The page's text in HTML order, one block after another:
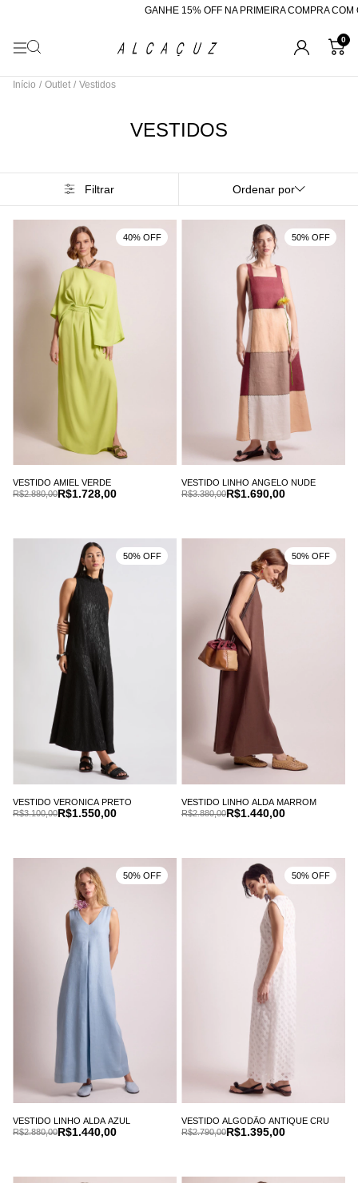
GANHE 15% OFF NA PRIMEIRA COMPRA COM O
0
Início / Outlet / Vestidos
VESTIDOS
Filtrar Ordenar por
VESTIDO AMIEL VERDE
R$1.728,00
R$2.880,00
40% OFF
VESTIDO LINHO ANGELO NUDE
R$1.690,00
R$3.380,00
50% OFF
VESTIDO VERONICA PRETO
R$1.550,00
R$3.100,00
50% OFF
VESTIDO LINHO ALDA MARROM
R$1.440,00
R$2.880,00
50% OFF
VESTIDO LINHO ALDA AZUL
R$1.440,00
R$2.880,00
50% OFF
VESTIDO ALGODÃO ANTIQUE CRU
R$1.395,00
R$2.790,00
50% OFF